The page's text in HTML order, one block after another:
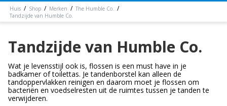
Huis / Shop / Merken / The Humble Co. /
Tandzijde van Humble Co.
Tandzijde van Humble Co.
Wat je levensstijl ook is, flossen is een must have in je
badkamer of toilettas. Je tandenborstel kan alleen de
tandoppervlakken reinigen en daarom moet je flossen om
bacteriën en voedselresten uit de ruimtes tussen je tanden te
verwijderen.